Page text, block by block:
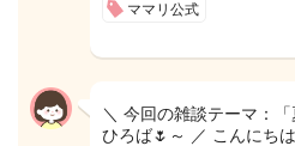
ママリ公式
＼ 今回の雑談テーマ：
ひろば🌷～ ／ こんにち